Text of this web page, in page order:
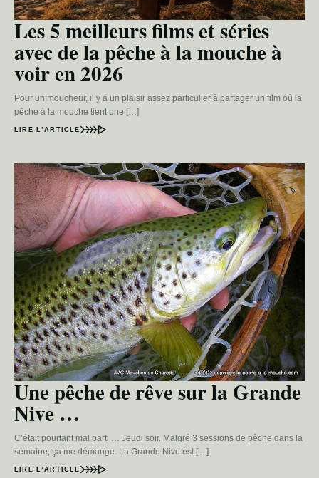
Les 5 meilleurs films et séries
avec de la pêche à la mouche à
voir en 2026
Pour un moucheur, il y a un plaisir assez particulier à partager un film où la
pêche à la mouche tient une […]
LIRE L’ARTICLE
Une pêche de rêve sur la Grande
Nive …
C’était pourtant mal parti … Jeudi soir. Malgré 3 sessions de pêche dans la
semaine, ça me démange. La Grande Nive est […]
LIRE L’ARTICLE